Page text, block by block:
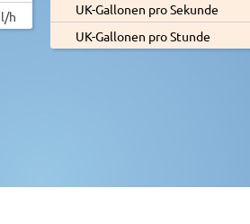
h
UK-Gallonen pro Sekunde
UK-Gallonen pro Stunde